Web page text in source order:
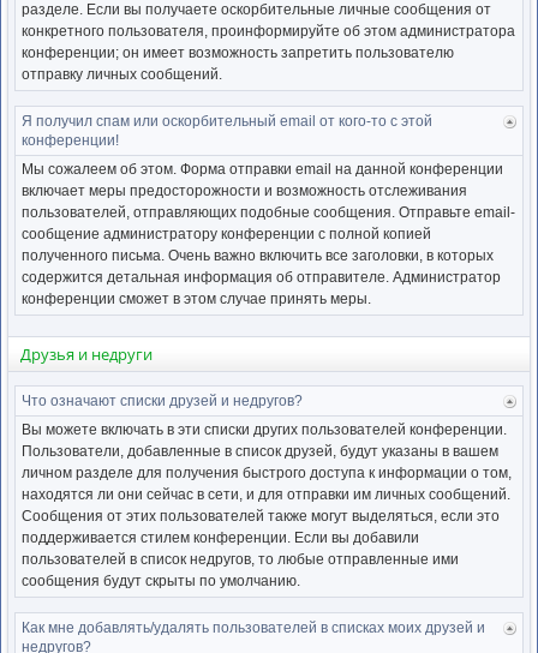
разделе. Если вы получаете оскорбительные личные сообщения от
конкретного пользователя, проинформируйте об этом администратора
конференции; он имеет возможность запретить пользователю
отправку личных сообщений.
Я получил спам или оскорбительный email от кого-то с этой
конференции!
Мы сожалеем об этом. Форма отправки email на данной конференции
включает меры предосторожности и возможность отслеживания
пользователей, отправляющих подобные сообщения. Отправьте email-
сообщение администратору конференции с полной копией
полученного письма. Очень важно включить все заголовки, в которых
содержится детальная информация об отправителе. Администратор
конференции сможет в этом случае принять меры.
Друзья и недруги
Что означают списки друзей и недругов?
Вы можете включать в эти списки других пользователей конференции.
Пользователи, добавленные в список друзей, будут указаны в вашем
личном разделе для получения быстрого доступа к информации о том,
находятся ли они сейчас в сети, и для отправки им личных сообщений.
Сообщения от этих пользователей также могут выделяться, если это
поддерживается стилем конференции. Если вы добавили
пользователей в список недругов, то любые отправленные ими
сообщения будут скрыты по умолчанию.
Как мне добавлять/удалять пользователей в списках моих друзей и
недругов?